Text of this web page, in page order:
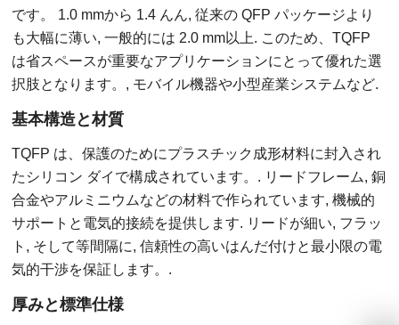
です。 1.0 mmから 1.4 んん, 従来の QFP パッケージより
も大幅に薄い, 一般的には 2.0 mm以上. このため、TQFP
は省スペースが重要なアプリケーションにとって優れた選
択肢となります。, モバイル機器や小型産業システムなど.
基本構造と材質
TQFP は、保護のためにプラスチック成形材料に封入され
たシリコン ダイで構成されています。. リードフレーム, 銅
合金やアルミニウムなどの材料で作られています, 機械的
サポートと電気的接続を提供します. リードが細い, フラッ
ト, そして等間隔に, 信頼性の高いはんだ付けと最小限の電
気的干渉を保証します。.
厚みと標準仕様